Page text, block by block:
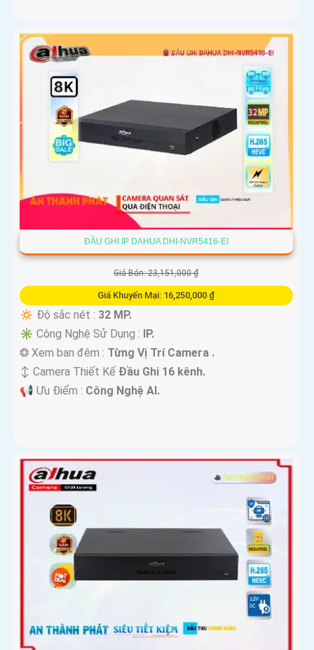
ĐẦU GHI IP DAHUA DHI-NVR5416-EI
Giá Bán: 23,151,000 ₫
Giá Khuyến Mại: 16,250,000 ₫
🔅 Độ sắc nét : 32 MP.
✳️ Công Nghệ Sử Dụng :
IP.
❂ Xem ban đêm : Từng Vị Trí Camera .
↕️ Camera Thiết Kế Đầu Ghi 16 kênh.
️📢 Ưu Điểm : Công Nghệ AI.